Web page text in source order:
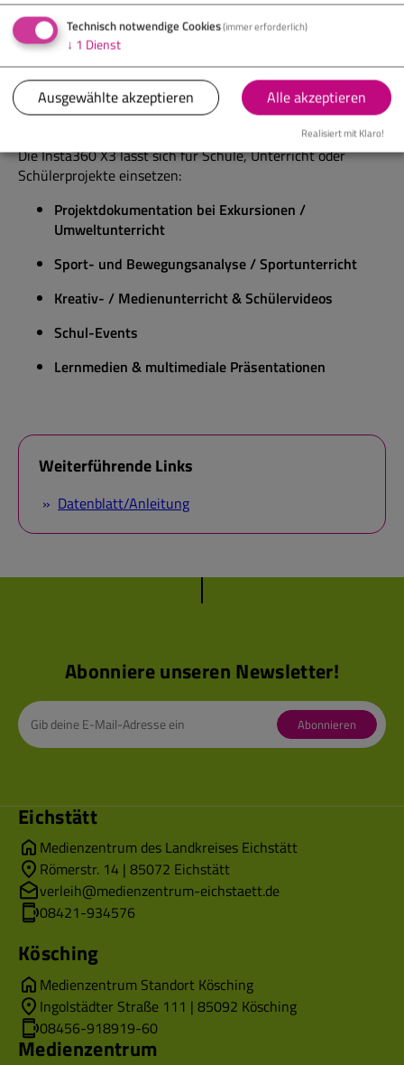
Zeitraffer-Loops, Bullet-Time, HDR), Mikrofone mit
Windgeräusch-Reduktion
Lernziele
Die Insta360 X3 lässt sich für Schule, Unterricht oder
Schülerprojekte einsetzen:
Projektdokumentation bei Exkursionen /
Umweltunterricht
Sport- und Bewegungsanalyse / Sportunterricht
Kreativ- / Medienunterricht & Schülervideos
Schul-Events
Lernmedien & multimediale Präsentationen
Weiterführende Links
Datenblatt/Anleitung
Abonniere unseren Newsletter!
Abonnieren
Eichstätt
Medienzentrum des Landkreises Eichstätt
Römerstr. 14 | 85072 Eichstätt
verleih@medienzentrum-eichstaett.de
08421-934576
Kösching
Medienzentrum Standort Kösching
Ingolstädter Straße 111 | 85092 Kösching
08456-918919-60
Medienzentrum
Technisch notwendige Cookies(immer erforderlich)
↓ 1 Dienst
Ausgewählte akzeptieren Alle akzeptieren
Realisiert mit Klaro!